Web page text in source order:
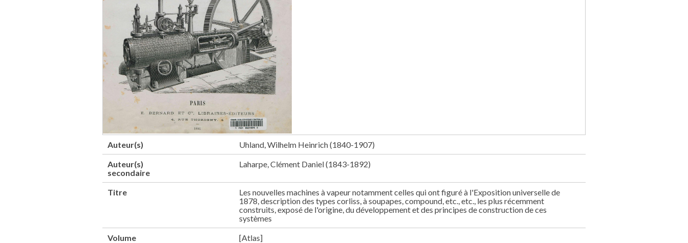
Auteur(s)
Uhland, Wilhelm Heinrich (1840-1907)
Auteur(s)
secondaire
Laharpe, Clément Daniel (1843-1892)
Titre
Les nouvelles machines à vapeur notamment celles qui ont figuré à l'Exposition universelle de
1878, description des types corliss, à soupapes, compound, etc., etc., les plus récemment
construits, exposé de l'origine, du développement et des principes de construction de ces
systèmes
Volume
[Atlas]